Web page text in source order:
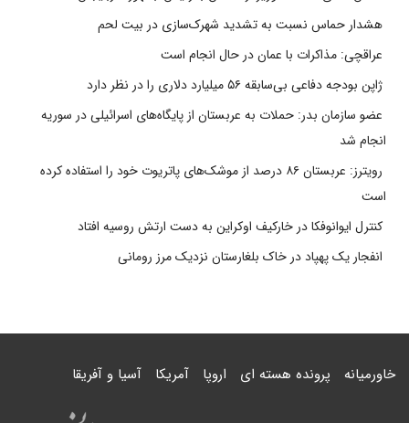
هشدار حماس نسبت به تشدید شهرک‌سازی در بیت‌ لحم
عراقچی: مذاکرات با عمان در حال انجام است
ژاپن بودجه دفاعی بی‌سابقه ۵۶ میلیارد دلاری را در نظر دارد
عضو سازمان بدر: حملات به عربستان از پایگاه‌های اسرائیلی در سوریه
انجام شد
رویترز: عربستان ۸۶ درصد از موشک‌های پاتریوت خود را استفاده کرده
است
کنترل ایوانوفکا در خارکیف اوکراین به دست ارتش روسیه افتاد
انفجار یک پهپاد در خاک بلغارستان نزدیک مرز رومانی
خاورمیانه پرونده هسته ای اروپا آمریکا آسیا و آفریقا